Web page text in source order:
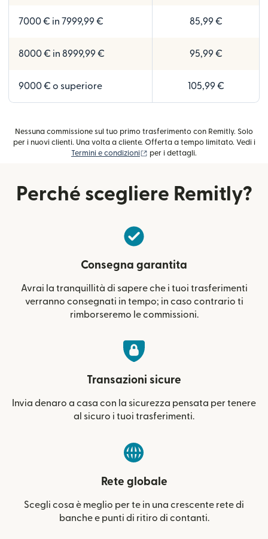
7000 € in 7999,99 € 85,99 €
8000 € in 8999,99 € 95,99 €
9000 € o superiore 105,99 €
Nessuna commissione sul tuo primo trasferimento con Remitly. Solo
per i nuovi clienti. Una volta a cliente. Offerta a tempo limitato. Vedi i
Termini e condizioni
(si apre in una nuova finestra)
per i dettagli.
Perché scegliere Remitly?
Consegna garantita
Avrai la tranquillità di sapere che i tuoi trasferimenti
verranno consegnati in tempo; in caso contrario ti
rimborseremo le commissioni.
Transazioni sicure
Invia denaro a casa con la sicurezza pensata per tenere
al sicuro i tuoi trasferimenti.
Rete globale
Scegli cosa è meglio per te in una crescente rete di
banche e punti di ritiro di contanti.